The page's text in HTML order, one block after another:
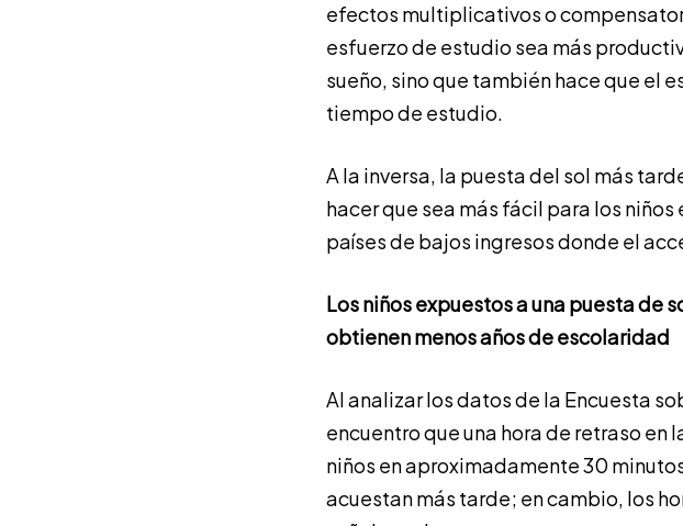
efectos multiplicativos o
esfuerzo de estudio sea más
sueño, sino que también hace que el
tiempo de estudio.
A la inversa, la puesta del sol más
hacer que sea más fácil para los
países de bajos ingresos donde el
Los niños expuestos a una puesta de
obtienen menos años de escolaridad
Al analizar los datos de la Encuesta
encuentro que una hora de retraso en
niños en aproximadamente 30
acuestan más tarde; en cambio, los